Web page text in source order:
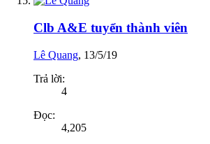
Clb A&E tuyển thành viên
Lê Quang, 13/5/19
Trả lời:
4
Đọc:
4,205